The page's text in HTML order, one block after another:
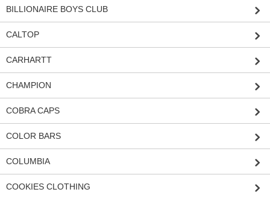
BILLIONAIRE BOYS CLUB
CALTOP
CARHARTT
CHAMPION
COBRA CAPS
COLOR BARS
COLUMBIA
COOKIES CLOTHING